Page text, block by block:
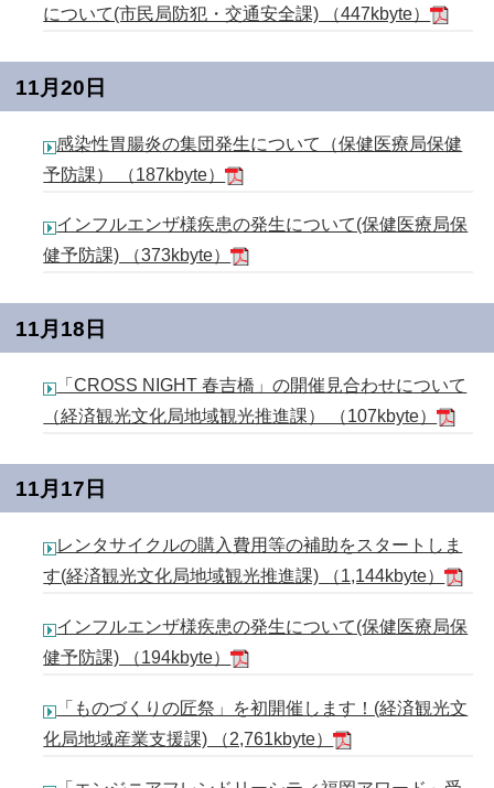
について(市民局防犯・交通安全課) （447kbyte）
11月20日
感染性胃腸炎の集団発生について（保健医療局保健
予防課） （187kbyte）
インフルエンザ様疾患の発生について(保健医療局保
健予防課) （373kbyte）
11月18日
「CROSS NIGHT 春吉橋」の開催見合わせについて
（経済観光文化局地域観光推進課） （107kbyte）
11月17日
レンタサイクルの購入費用等の補助をスタートしま
す(経済観光文化局地域観光推進課) （1,144kbyte）
インフルエンザ様疾患の発生について(保健医療局保
健予防課) （194kbyte）
「ものづくりの匠祭」を初開催します！(経済観光文
化局地域産業支援課) （2,761kbyte）